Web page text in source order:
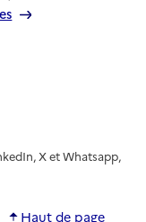
X et Whatsapp,
Haut de page